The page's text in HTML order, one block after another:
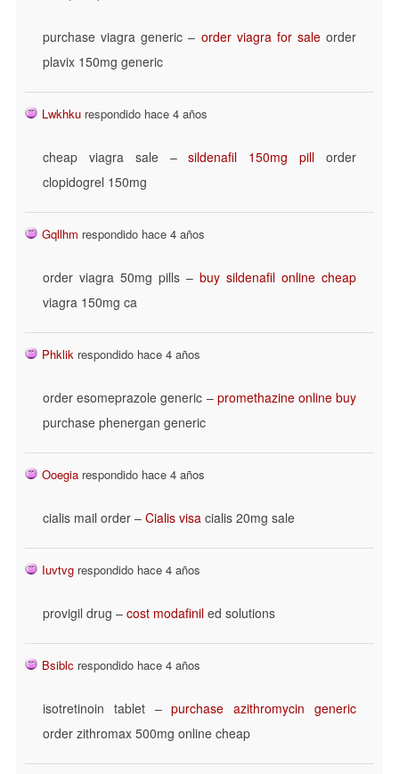
purchase viagra generic – order viagra for saleorder
plavix 150mg generic
Lwkhku respondido hace 4 años
cheap viagra sale –sildenafil 150mg pill order
clopidogrel 150mg
Gqllhm respondido hace 4 años
order viagra 50mg pills – buy sildenafil online cheap
viagra 150mg ca
Phklik respondido hace 4 años
order esomeprazole generic – promethazine online buy
purchase phenergan generic
Ooegia respondido hace 4 años
cialis mail order – Cialis visa cialis 20mg sale
Iuvtvg respondido hace 4 años
provigil drug – cost modafinil ed solutions
Bsiblc respondido hace 4 años
isotretinoin tablet –purchase azithromycin generic
order zithromax 500mg online cheap